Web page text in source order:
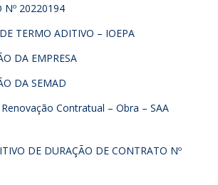
Nº 20220194
TERMO ADITIVO – IOEPA
DA EMPRESA
DA SEMAD
Renovação Contratual – Obra – SAA
DE DURAÇÃO DE CONTRATO Nº